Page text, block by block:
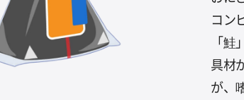
コン
「
具材
が、